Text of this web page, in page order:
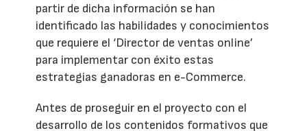
partir de dicha información se han
identificado las habilidades y conocimientos
que requiere el ‘Director de ventas online’
para implementar con éxito estas
estrategias ganadoras en e-Commerce.
Antes de proseguir en el proyecto con el
desarrollo de los contenidos formativos que